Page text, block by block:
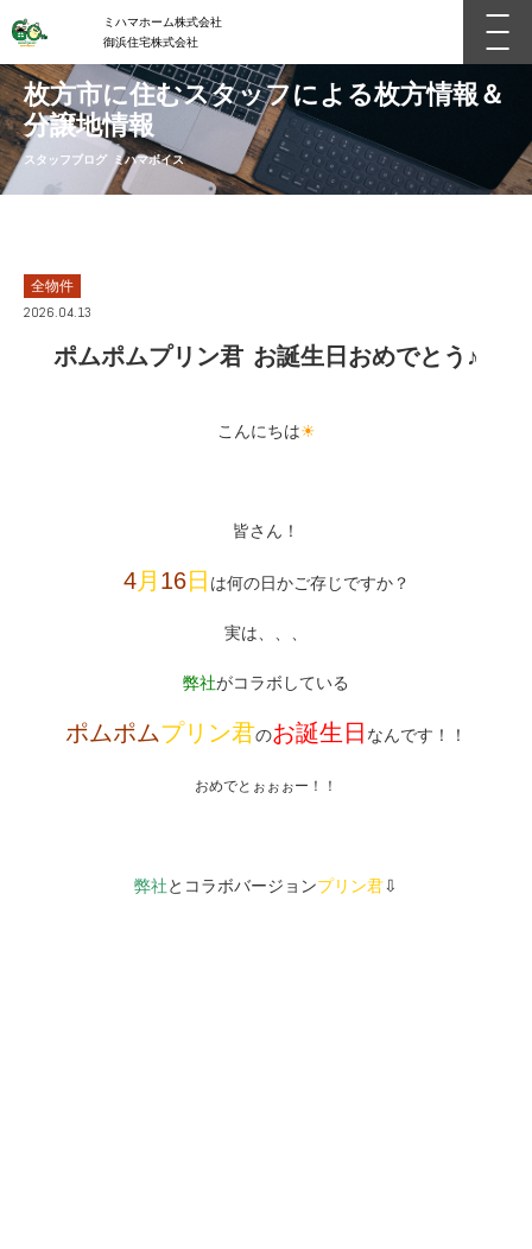
ミハマホーム株式会社
御浜住宅株式会社
枚方市に住むスタッフによる枚方情報＆
分譲地情報
スタッフブログ ミハマボイス
全物件
2026.04.13
ポムポムプリン君 お誕生日おめでとう♪
こんにちは☀
皆さん！
4月 16日 は何の日かご存じですか？
実は、、、
弊社がコラボしている
ポムポムプリン君のお誕生日 なんです！！
おめでとぉぉぉー！！
弊社とコラボバージョンプリン君⇩